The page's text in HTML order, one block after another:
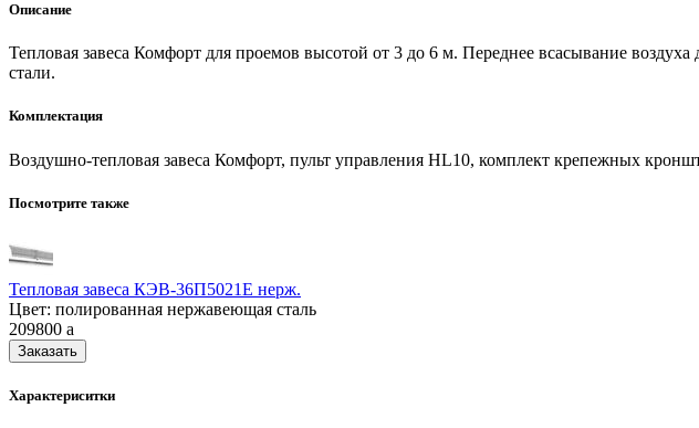
Описание
Тепловая завеса Комфорт для проемов высотой от 3 до 6 м. Переднее всасывание
стали.
Комплектация
Воздушно-тепловая завеса Комфорт, пульт управления HL10, комплект крепежных
Посмотрите также
Тепловая завеса КЭВ-36П5021E нерж.
Цвет: полированная нержавеющая сталь
209800 a
Заказать
Характериситки